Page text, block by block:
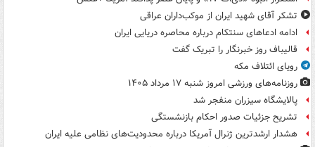
تشکر آقای شهید ایران از موکب‌داران عراقی
ادامه ادعاهای سنتکام درباره محاصره دریایی ایران
قالیباف روز خبرنگار را تبریک گفت
رویای ائتلاف مکه
روزنامه‌های ورزشی امروز ‌شنبه ۱۷ مرداد ۱۴۰۵
پالایشگاه سیزران منفجر شد
تشریح جزئیات صدور احکام بازنشستگی
هشدار ارشدترین ژنرال آمریکا درباره محدودیت‌های نظامی علیه ایران